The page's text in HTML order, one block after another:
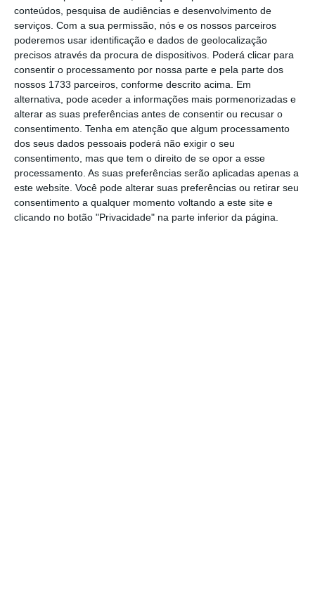
conteúdos, pesquisa de audiências e desenvolvimento de
serviços. Com a sua permissão, nós e os nossos parceiros
poderemos usar identificação e dados de geolocalização
precisos através da procura de dispositivos. Poderá clicar para
consentir o processamento por nossa parte e pela parte dos
nossos 1733 parceiros, conforme descrito acima. Em
alternativa, pode aceder a informações mais pormenorizadas e
alterar as suas preferências antes de consentir ou recusar o
consentimento. Tenha em atenção que algum processamento
dos seus dados pessoais poderá não exigir o seu
consentimento, mas que tem o direito de se opor a esse
processamento. As suas preferências serão aplicadas apenas a
este website. Você pode alterar suas preferências ou retirar seu
consentimento a qualquer momento voltando a este site e
clicando no botão "Privacidade" na parte inferior da página.
haverá “bom senso” entre os partidos na
Assembleia da República para não criar uma
crise política, numa altura em que a União
Europeia vive um momento difícil.
Relativamente ao Orçamento do Estado (OE)
para 2019, o secretário-geral do PCP disse não
querer “fazer juízos de valor”, porque “o
processo encetou-se agora”, nas negociações
entre os comunistas e o Governo, estando
ainda numa “fase muito inicial”, sem que haja